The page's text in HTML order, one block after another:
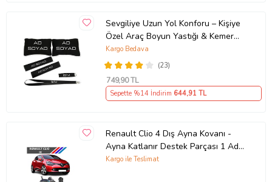
Sevgiliye Uzun Yol Konforu – Kişiye
Özel Araç Boyun Yastığı & Kemer
Pedi Hediye Seti
(23)
Kargo Bedava
749,90 TL
Sepette %14 İndirim 644,91 TL
Renault Clio 4 Dış Ayna Kovanı -
Ayna Katlanır Destek Parçası 1 Adet
490307706 M3625
Kargo ile Teslimat